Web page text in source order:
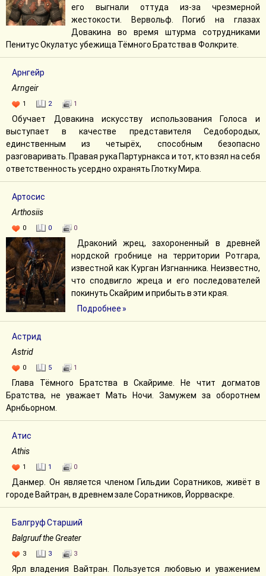
его выгнали оттуда из-за чрезмерной
жестокости. Вервольф. Погиб на глазах
Довакина во время штурма сотрудниками
Пенитус Окулатус убежища Тёмного Братства в Фолкрите.
Арнгейр
Arngeir
1 2 1
Обучает Довакина искусству использования Голоса и
выступает в качестве представителя Седобородых,
единственным из четырёх, способным безопасно
разговаривать. Правая рука Партурнакса и тот, кто взял на себя
ответственность усердно охранять Глотку Мира.
Артосис
Arthosiis
0 0 0
Драконий жрец, захороненный в древней
нордской гробнице на территории Ротгара,
известной как Курган Изгнанника. Неизвестно,
что сподвигло жреца и его последователей
покинуть Скайрим и прибыть в эти края.
Подробнее »
Астрид
Astrid
0 5 1
Глава Тёмного Братства в Скайриме. Не чтит догматов
Братства, не уважает Мать Ночи. Замужем за оборотнем
Арнбьорном.
Атис
Athis
1 1 0
Данмер. Он является членом Гильдии Соратников, живёт в
городе Вайтран, в древнем зале Соратников, Йоррваскре.
Балгруф Старший
Balgruuf the Greater
3 3 3
Ярл владения Вайтран. Пользуется любовью и уважением